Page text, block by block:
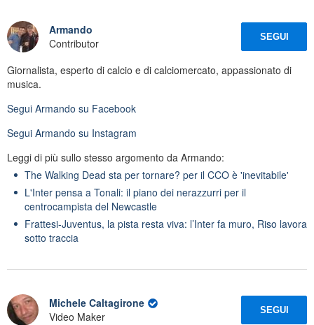
Armando
Contributor
SEGUI
Giornalista, esperto di calcio e di calciomercato, appassionato di
musica.
Segui Armando su Facebook
Segui Armando su Instagram
Leggi di più sullo stesso argomento da Armando:
The Walking Dead sta per tornare? per il CCO è 'inevitabile'
L'Inter pensa a Tonali: il piano dei nerazzurri per il
centrocampista del Newcastle
Frattesi-Juventus, la pista resta viva: l’Inter fa muro, Riso lavora
sotto traccia
Michele Caltagirone
Video Maker
SEGUI